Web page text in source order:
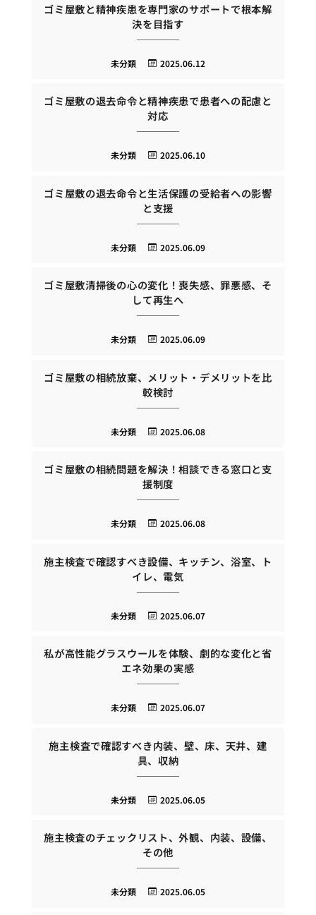
ゴミ屋敷と精神疾患を専門家のサポートで根本解
決を目指す
2025.06.12
未分類
ゴミ屋敷の退去命令と精神疾患で患者への配慮と
対応
2025.06.10
未分類
ゴミ屋敷の退去命令と生活保護の受給者への影響
と支援
2025.06.09
未分類
ゴミ屋敷清掃後の心の変化！喪失感、罪悪感、そ
して再生へ
2025.06.09
未分類
ゴミ屋敷の相続放棄、メリット・デメリットを比
較検討
2025.06.08
未分類
ゴミ屋敷の相続問題を解決！相談できる窓口と支
援制度
2025.06.08
未分類
施主検査で確認すべき設備、キッチン、浴室、ト
イレ、電気
2025.06.07
未分類
私が高性能グラスウールを体験、劇的な変化と省
エネ効果の実感
2025.06.07
未分類
施主検査で確認すべき内装、壁、床、天井、建
具、収納
2025.06.05
未分類
施主検査のチェックリスト、外観、内装、設備、
その他
2025.06.05
未分類